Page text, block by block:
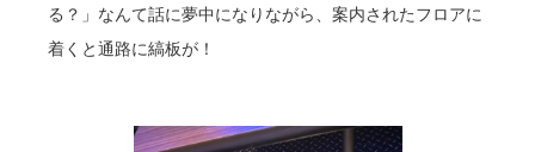
る？」なんて話に夢中になりながら、案内されたフロアに
着くと通路に縞板が！